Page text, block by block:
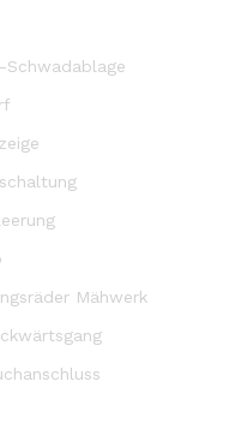
Schwadablage
Mähwerk